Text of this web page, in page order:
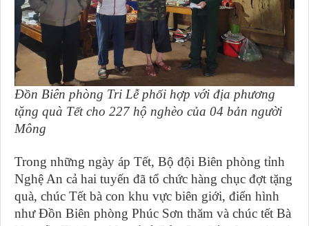
Đồn Biên phòng Tri Lễ phối hợp với địa phương
tặng quà Tết cho 227 hộ nghèo của 04 bản người
Mông
Trong những ngày áp Tết, Bộ đội Biên phòng tỉnh
Nghệ An cả hai tuyến đã tổ chức hàng chục đợt tặng
quà, chúc Tết bà con khu vực biên giới, điển hình
như Đồn Biên phòng Phúc Sơn thăm và chúc tết Bà